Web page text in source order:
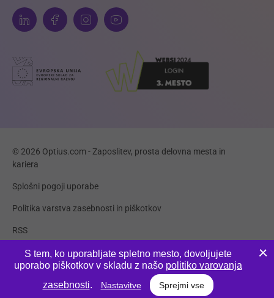
© 2026 Optius.com - Zaposlitev, prosta delovna mesta in
kariera
Splošni pogoji uporabe
Politika varstva zasebnosti in piškotkov
RSS
Piškotki
S tem, ko uporabljate spletno mesto, dovoljujete
uporabo piškotkov v skladu z našo politiko varovanja
zasebnosti. Nastavitve Sprejmi vse